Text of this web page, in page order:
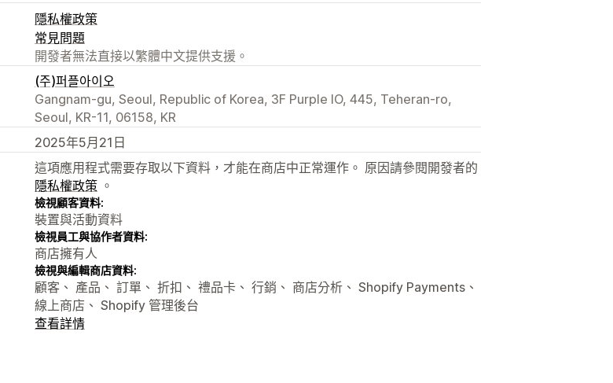
隱私權政策
常見問題
開發者無法直接以繁體中文提供支援。
(주)퍼플아이오
Gangnam-gu, Seoul, Republic of Korea, 3F Purple IO, 445, Teheran-ro,
Seoul, KR-11, 06158, KR
2025年5月21日
這項應用程式需要存取以下資料，才能在商店中正常運作。 原因請參閱開發者的
隱私權政策 。
檢視顧客資料:
裝置與活動資料
檢視員工與協作者資料:
商店擁有人
檢視與編輯商店資料:
顧客、 產品、 訂單、 折扣、 禮品卡、 行銷、 商店分析、 Shopify Payments、
線上商店、 Shopify 管理後台
查看詳情